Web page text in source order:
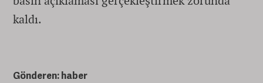
kaldı.
Gönderen: haber